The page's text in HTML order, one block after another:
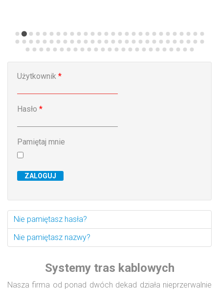
Użytkownik *
Hasło *
Pamiętaj mnie
ZALOGUJ
Nie pamiętasz hasła?
Nie pamiętasz nazwy?
Systemy tras kablowych
Nasza firma od ponad dwóch dekad działa nieprzerwalnie